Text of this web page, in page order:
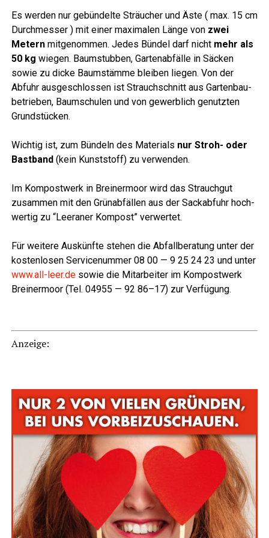
Es wer­den nur gebün­del­te Sträu­cher und Äste ( max. 15 cm
Durch­mes­ser ) mit einer maxi­ma­len Län­ge von zwei
Meternmit­ge­nom­men. Jedes Bün­del darf nicht mehr als
50 kg wie­gen. Baum­stub­ben, Gar­ten­ab­fäl­le in Säcken
sowie zu dicke Baum­stäm­me blei­ben lie­gen. Von der
Abfuhr aus­ge­schlos­sen ist Strauch­schnitt aus Gar­ten­bau­
be­trie­ben, Baum­schu­len und von gewerb­lich genutz­ten
Grundstücken.
Wich­tig ist, zum Bün­deln des Mate­ri­als nur Stroh- oder
Bast­band(kein Kunst­stoff) zu verwenden.
Im Kom­post­werk in Brei­ner­moor wird das Strauch­gut
zusam­men mit den Grün­ab­fäl­len aus der Sack­ab­fuhr hoch­
wer­tig zu “Leera­ner Kom­post” verwertet.
Für wei­te­re Aus­künf­te ste­hen die Abfall­be­ra­tung unter der
kos­ten­lo­sen Ser­vice­num­mer 08 00 — 9 25 24 23 und unter
www.all-leer.desowie die Mit­ar­bei­ter im Kom­post­werk
Brei­ner­moor (Tel. 04955 — 92 86–17) zur Verfügung.
Anzei­ge: